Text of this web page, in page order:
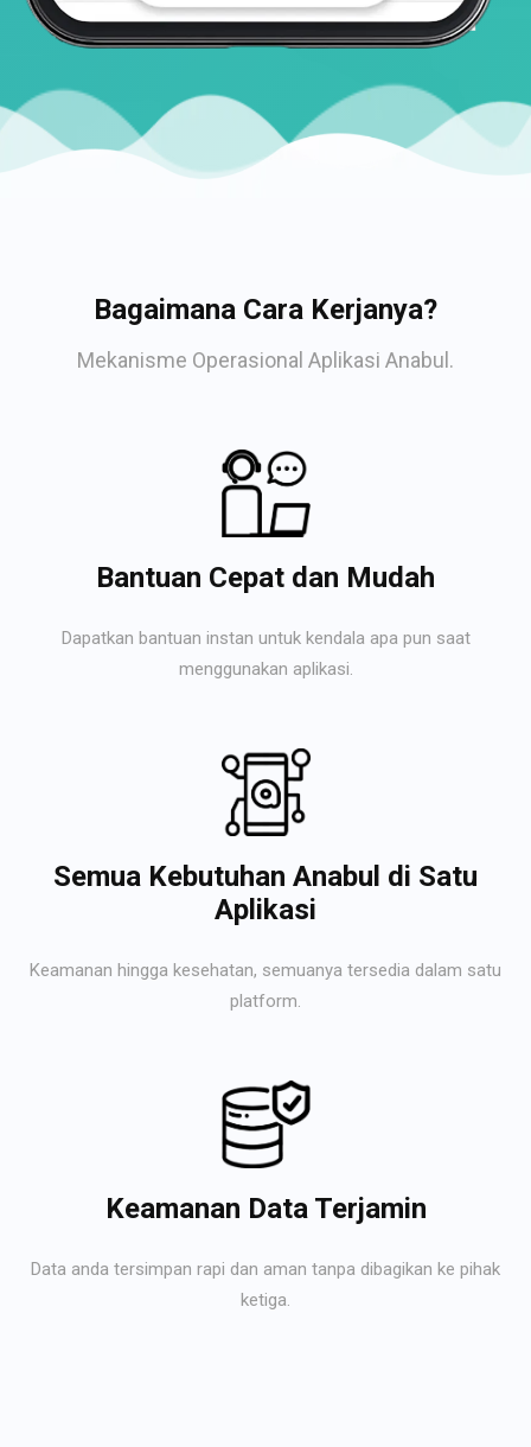
Bagaimana Cara Kerjanya?
Mekanisme Operasional Aplikasi Anabul.
Bantuan Cepat dan Mudah
Dapatkan bantuan instan untuk kendala apa pun saat
menggunakan aplikasi.
Semua Kebutuhan Anabul di Satu
Aplikasi
Keamanan hingga kesehatan, semuanya tersedia dalam satu
platform.
Keamanan Data Terjamin
Data anda tersimpan rapi dan aman tanpa dibagikan ke pihak
ketiga.